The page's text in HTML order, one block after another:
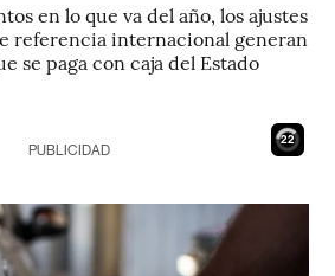
en lo que va del año, los ajustes
referencia internacional generan
se paga con caja del Estado
21
PUBLICIDAD